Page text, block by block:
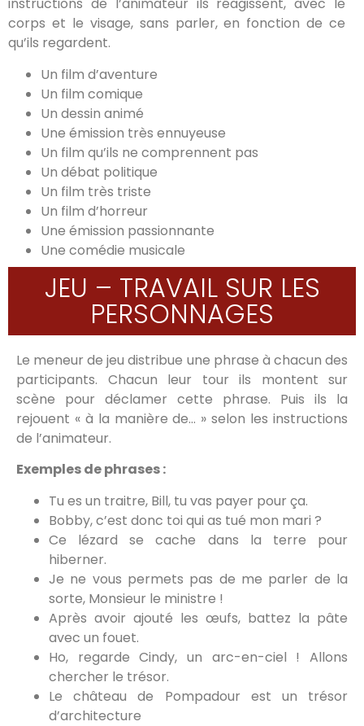
instructions de l’animateur ils réagissent, avec le
corps et le visage, sans parler, en fonction de ce
qu’ils regardent.
Un film d’aventure
Un film comique
Un dessin animé
Une émission très ennuyeuse
Un film qu’ils ne comprennent pas
Un débat politique
Un film très triste
Un film d’horreur
Une émission passionnante
Une comédie musicale
JEU – TRAVAIL SUR LES
PERSONNAGES
Le meneur de jeu distribue une phrase à chacun des
participants. Chacun leur tour ils montent sur
scène pour déclamer cette phrase. Puis ils la
rejouent « à la manière de… » selon les instructions
de l’animateur.
Exemples de phrases :
Tu es un traitre, Bill, tu vas payer pour ça.
Bobby, c’est donc toi qui as tué mon mari ?
Ce lézard se cache dans la terre pour
hiberner.
Je ne vous permets pas de me parler de la
sorte, Monsieur le ministre !
Après avoir ajouté les œufs, battez la pâte
avec un fouet.
Ho, regarde Cindy, un arc-en-ciel ! Allons
chercher le trésor.
Le château de Pompadour est un trésor
d’architecture